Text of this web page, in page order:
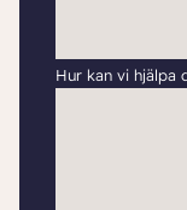
Hur kan vi hjälpa